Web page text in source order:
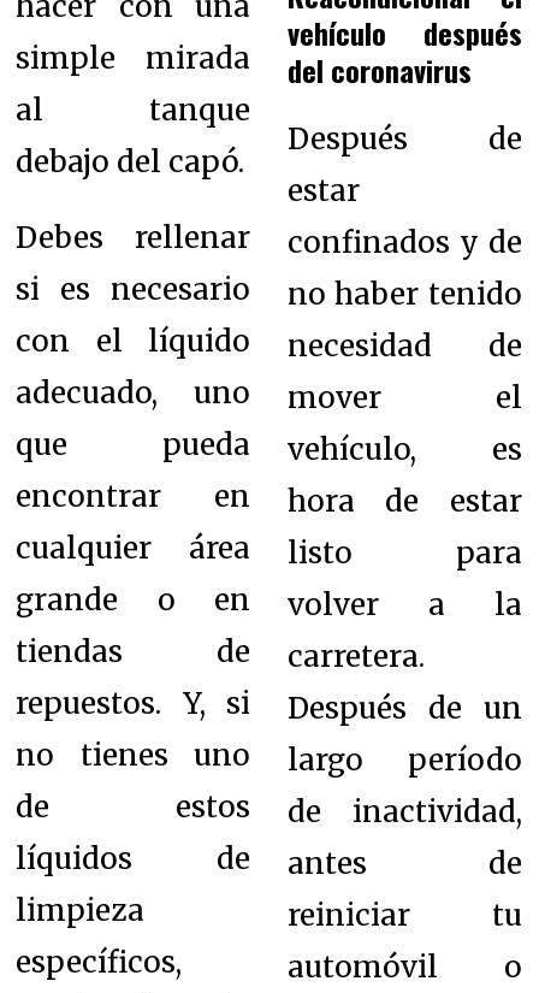
simple mirada
al tanque
debajo del capó.
Debes rellenar
si es necesario
con el líquido
adecuado, uno
que pueda
encontrar en
cualquier área
grande o en
tiendas de
repuestos. Y, si
no tienes uno
de estos
líquidos de
limpieza
específicos,
vehículo después
del coronavirus
Después de
estar
confinados y de
no haber tenido
necesidad de
mover el
vehículo, es
hora de estar
listo para
volver a la
carretera.
Después de un
largo período
de inactividad,
antes de
reiniciar tu
automóvil o